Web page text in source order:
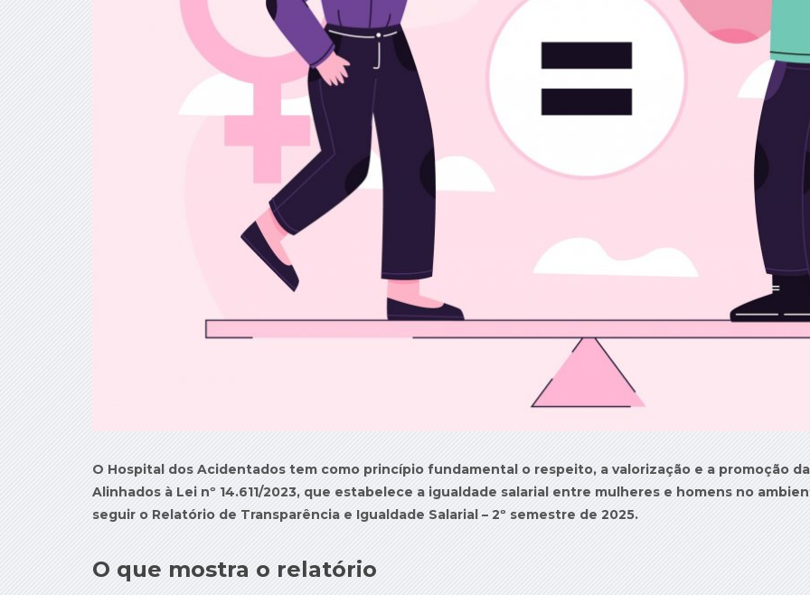
O Hospital dos Acidentados tem como princípio fundamental o respeito, a valorização e a promoção
Alinhados à Lei nº 14.611/2023, que estabelece a igualdade salarial entre mulheres e homens no
seguir o Relatório de Transparência e Igualdade Salarial – 2º semestre de 2025.
O que mostra o relatório